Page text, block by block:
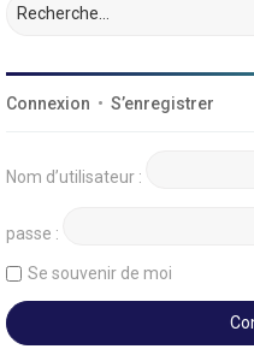
Connexion • S’enregistrer
Nom d’utilisateur :
passe :
Se souvenir de moi